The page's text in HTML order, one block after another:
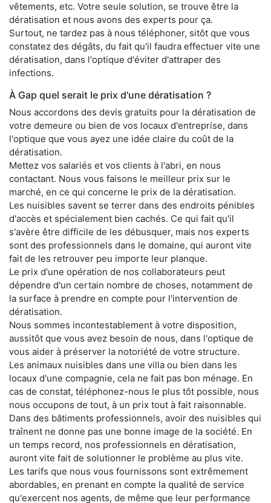
vêtements, etc. Votre seule solution, se trouve être la
dératisation et nous avons des experts pour ça.
Surtout, ne tardez pas à nous téléphoner, sitôt que vous
constatez des dégâts, du fait qu'il faudra effectuer vite une
dératisation, dans l'optique d'éviter d'attraper des
infections.
À Gap quel serait le prix d'une dératisation ?
Nous accordons des devis gratuits pour la dératisation de
votre demeure ou bien de vos locaux d'entreprise, dans
l'optique que vous ayez une idée claire du coût de la
dératisation.
Mettez vos salariés et vos clients à l'abri, en nous
contactant. Nous vous faisons le meilleur prix sur le
marché, en ce qui concerne le prix de la dératisation.
Les nuisibles savent se terrer dans des endroits pénibles
d'accès et spécialement bien cachés. Ce qui fait qu'il
s'avère être difficile de les débusquer, mais nos experts
sont des professionnels dans le domaine, qui auront vite
fait de les retrouver peu importe leur planque.
Le prix d'une opération de nos collaborateurs peut
dépendre d'un certain nombre de choses, notamment de
la surface à prendre en compte pour l'intervention de
dératisation.
Nous sommes incontestablement à votre disposition,
aussitôt que vous avez besoin de nous, dans l'optique de
vous aider à préserver la notoriété de votre structure.
Les animaux nuisibles dans une villa ou bien dans les
locaux d'une compagnie, cela ne fait pas bon ménage. En
cas de constat, téléphonez-nous le plus tôt possible, nous
nous occupons de tout, à un prix tout à fait raisonnable.
Dans des bâtiments professionnels, avoir des nuisibles qui
traînent ne donne pas une bonne image de la société. En
un temps record, nos professionnels en dératisation,
auront vite fait de solutionner le problème au plus vite.
Les tarifs que nous vous fournissons sont extrêmement
abordables, en prenant en compte la qualité de service
qu'exercent nos agents, de même que leur performance